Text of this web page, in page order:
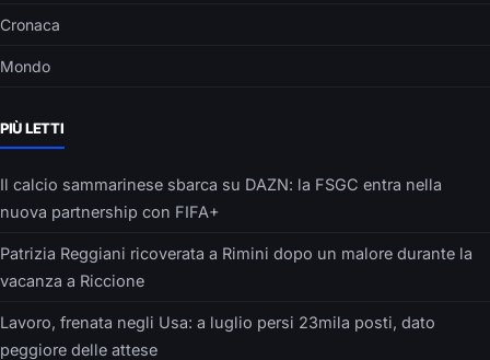
Cronaca
Mondo
PIÙ LETTI
Il calcio sammarinese sbarca su DAZN: la FSGC entra nella
nuova partnership con FIFA+
Patrizia Reggiani ricoverata a Rimini dopo un malore durante la
vacanza a Riccione
Lavoro, frenata negli Usa: a luglio persi 23mila posti, dato
peggiore delle attese